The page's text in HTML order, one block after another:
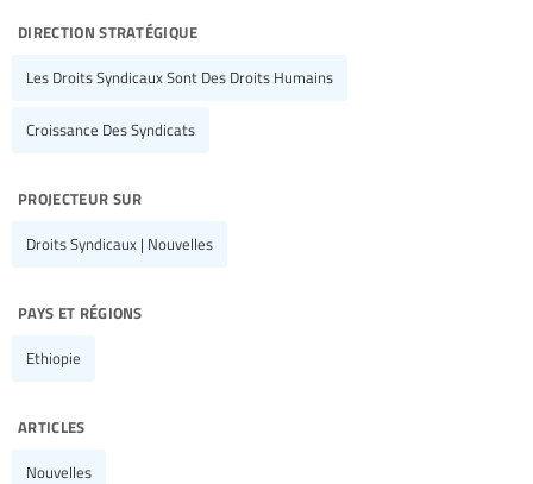
direction stratégique
Les Droits Syndicaux Sont Des Droits Humains
Croissance Des Syndicats
projecteur sur
Droits Syndicaux | Nouvelles
pays et régions
Ethiopie
articles
Nouvelles